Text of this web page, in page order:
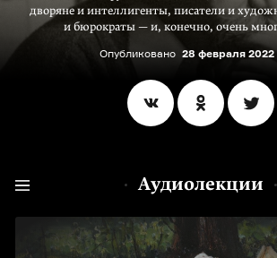
дворяне и интеллигенты, писатели и
и бюрократы — и, конечно, очень
Опубликовано 28 февраля 2022
Аудиолекции